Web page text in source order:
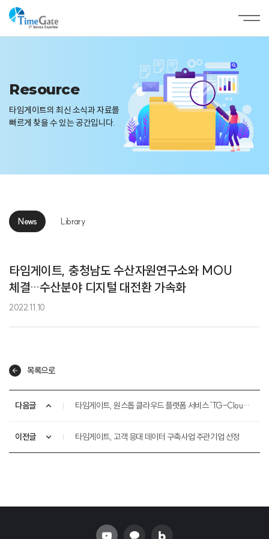
Resource
타임게이트의 최신 소식과 자료를
빠르게 찾을 수 있는 공간입니다.
News Library
타임게이트, 충청남도 수산자원연구소와 MOU
체결…수산분야 디지털 대전환 가속화
2022.11.10
목록으로
다음글 타임게이트, 원스톱 클라우드 플랫폼 서비스 'TG-Cloud 플랫폼' 선보여
이전글 타임게이트, 고객 응대 데이터 구축사업 주관기업 선정